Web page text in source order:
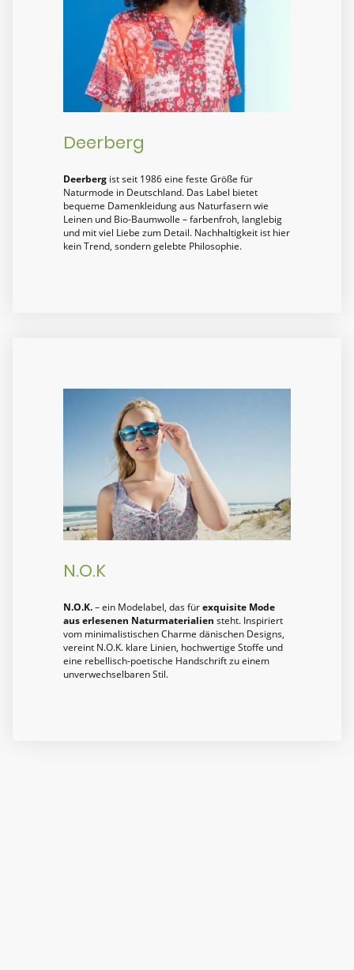
Deerberg
Deerberg ist seit 1986 eine feste Größe für
Naturmode in Deutschland. Das Label bietet
bequeme Damenkleidung aus Naturfasern wie
Leinen und Bio-Baumwolle – farbenfroh, langlebig
und mit viel Liebe zum Detail. Nachhaltigkeit ist hier
kein Trend, sondern gelebte Philosophie.
N.O.K
N.O.K.– ein Modelabel, das fürexquisite Mode
aus erlesenen Naturmaterialien steht. Inspiriert
vom minimalistischen Charme dänischen Designs,
vereint N.O.K. klare Linien, hochwertige Stoffe und
eine rebellisch-poetische Handschrift zu einem
unverwechselbaren Stil.